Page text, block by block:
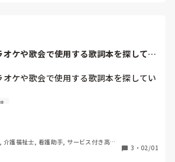
ケや歌会で使用する歌詞本を探してい
ケや歌会で使用する歌詞本を探してい
の歌謡曲や演歌などの歌詞本、知りま
介護福祉士, 看護助手, サービス付き高齢
3 ・ 02/01